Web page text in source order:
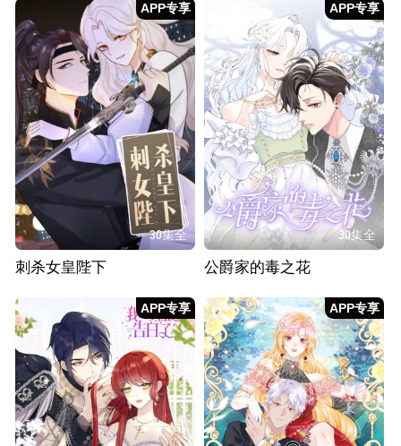
APP专享
30集全
刺杀女皇陛下
APP专享
30集全
公爵家的毒之花
APP专享 APP专享